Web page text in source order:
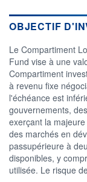
CATÉGORIE
Obligations
Emergents
FONDS
TARIFS
OBJECTIF
Le Compartiment
Fund vise à une
Compartiment
à revenu fixe
l'échéance est
gouvernements,
exerçant la
des marchés en
passupérieure à
disponibles, y
utilisée. Le risque